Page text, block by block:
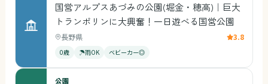
国営アルプスあづみの公園(堀金・穂高)｜巨大
トランポリンに大興奮！一日遊べる国営公園
長野県 3.8
0歳 ☂雨OK ベビーカー◎
公園